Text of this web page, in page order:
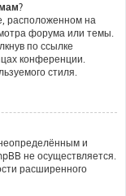
расположенном на
форума или темы.
по ссылке
конференции.
стиля.
и
не осуществляется.
расширенного